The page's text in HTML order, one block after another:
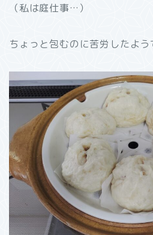
（私は庭仕事…）
ちょっと包むのに苦労したよ